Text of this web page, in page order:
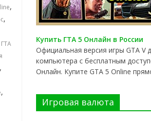
,
,
ГТА
,
,
Купить ГТА 5 Онлайн в России
Официальная версия игры GTA V
компьютера с бесплатным
Онлайн. Купите GTA 5 Online
Игровая валюта